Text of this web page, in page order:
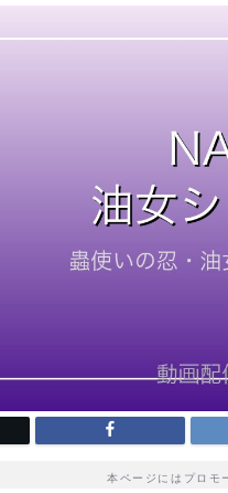
本ページにはプロモ